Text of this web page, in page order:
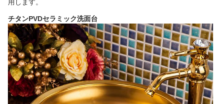
用します。
チタンPVDセラミック洗面台